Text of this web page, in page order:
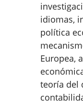
idiomas,
política
Europea,
teoría del